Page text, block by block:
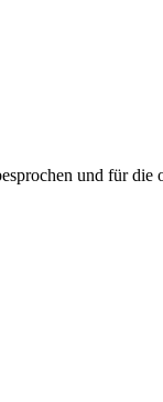
und für die